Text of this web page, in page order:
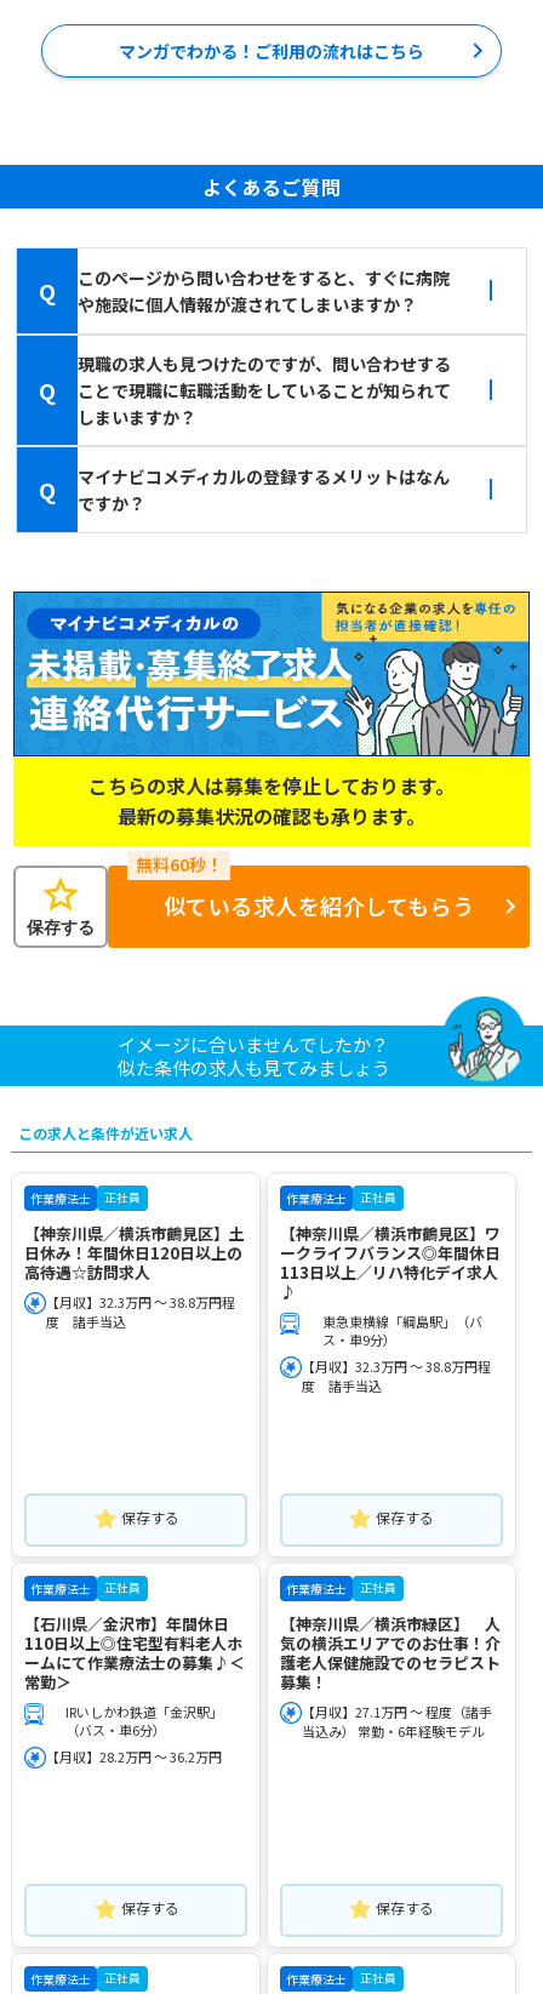
マンガでわかる！ご利用の流れはこちら
よくあるご質問
Q
このページから問い合わせをすると、すぐに病院
や施設に個人情報が渡されてしまいますか？
Q
現職の求人も見つけたのですが、問い合わせする
ことで現職に転職活動をしていることが知られて
しまいますか？
Q
マイナビコメディカルの登録するメリットはなん
ですか？
こちらの求人は募集を停止しております。
最新の募集状況の確認も承ります。
star
保存する
似ている求人を紹介してもらう
イメージに合いませんでしたか？
似た条件の求人も見てみましょう
この求人と条件が近い求人
作業療法士 正社員
【神奈川県／横浜市鶴見区】土
日休み！年間休日120日以上の
高待遇☆訪問求人
【月収】32.3万円 ～ 38.8万円程
度 諸手当込
保存する
作業療法士 正社員
【神奈川県／横浜市鶴見区】ワ
ークライフバランス◎年間休日
113日以上／リハ特化デイ求人
♪
東急東横線「綱島駅」（バ
ス・車9分）
【月収】32.3万円 ～ 38.8万円程
度 諸手当込
保存する
作業療法士 正社員
【石川県／金沢市】年間休日
110日以上◎住宅型有料老人ホ
ームにて作業療法士の募集♪＜
常勤＞
IRいしかわ鉄道「金沢駅」
（バス・車6分）
【月収】28.2万円 ～ 36.2万円
保存する
作業療法士 正社員
【神奈川県／横浜市緑区】 人
気の横浜エリアでのお仕事！介
護老人保健施設でのセラピスト
募集！
【月収】27.1万円 ～ 程度（諸手
当込み） 常勤・6年経験モデル
保存する
作業療法士 正社員 作業療法士 正社員